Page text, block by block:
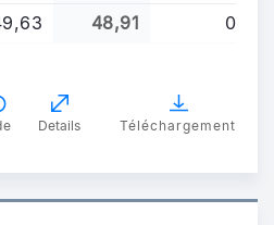
48,91 0
Details Téléchargement